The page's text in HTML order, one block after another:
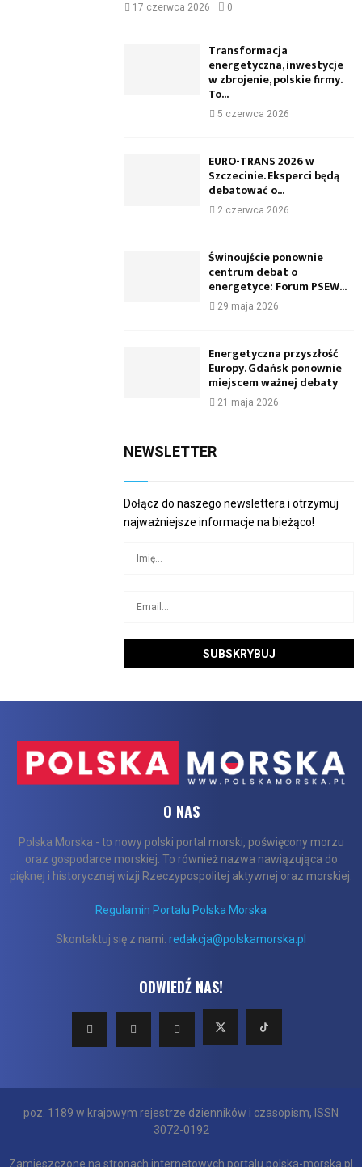
17 czerwca 2026 0
Transformacja
energetyczna, inwestycje
w zbrojenie, polskie firmy.
To...
5 czerwca 2026
EURO-TRANS 2026 w
Szczecinie. Eksperci będą
debatować o...
2 czerwca 2026
Świnoujście ponownie
centrum debat o
energetyce: Forum PSEW...
29 maja 2026
Energetyczna przyszłość
Europy. Gdańsk ponownie
miejscem ważnej debaty
21 maja 2026
NEWSLETTER
Dołącz do naszego newslettera i otrzymuj
najważniejsze informacje na bieżąco!
O NAS
Polska Morska - to nowy polski portal morski, poświęcony morzu
oraz gospodarce morskiej. To również nazwa nawiązująca do
pięknej i historycznej wizji Rzeczypospolitej aktywnej oraz morskiej.
Regulamin Portalu Polska Morska
Skontaktuj się z nami: redakcja@polskamorska.pl
ODWIEDŹ NAS!
poz. 1189 w krajowym rejestrze dzienników i czasopism, ISSN
3072-0192
Zamieszczone na stronach internetowych portalu polska-morska.pl